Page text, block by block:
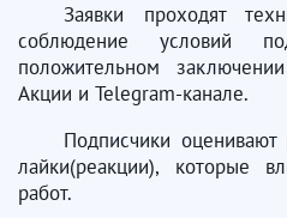
Заявки проходят
соблюдение условий
положительном
Акции и Telegram-канале.
Подписчики оценивают
лайки(реакции), которые
работ.